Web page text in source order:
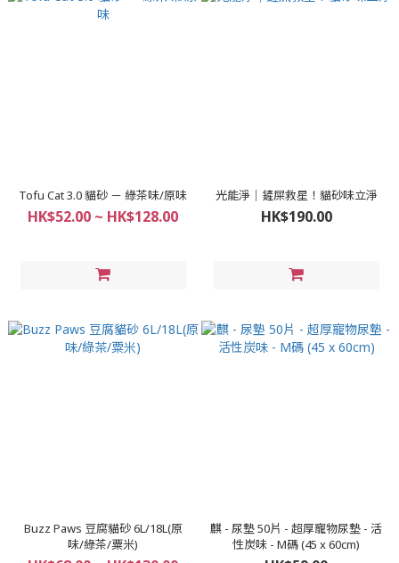
Tofu Cat 3.0 貓砂 － 綠茶味/原味
HK$52.00 ~ HK$128.00
光能淨｜鏟屎救星！貓砂味立淨
HK$190.00
Buzz Paws 豆腐貓砂 6L/18L(原
味/綠茶/粟米)
麒 - 尿墊 50片 - 超厚寵物尿墊 - 活
性炭味 - M碼 (45 x 60cm)